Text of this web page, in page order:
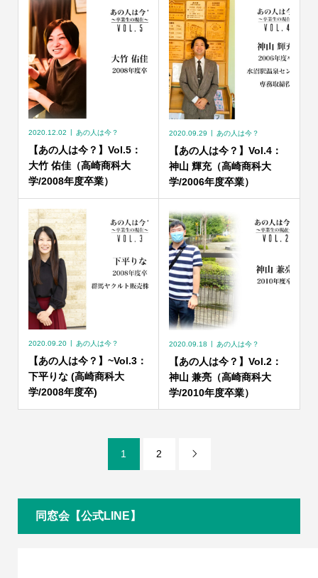
2020.12.02 あの人は今？
【あの人は今？】Vol.5：
大竹 佑佳（高崎商科大
学/2008年度卒業）
2020.09.29 あの人は今？
【あの人は今？】Vol.4：
神山 輝充（高崎商科大
学/2006年度卒業）
2020.09.20 あの人は今？
【あの人は今？】~Vol.3：
下平りな (高崎商科大
学/2008年度卒)
2020.09.18 あの人は今？
【あの人は今？】Vol.2：
神山 兼亮（高崎商科大
学/2010年度卒業）
1 2 
同窓会【公式LINE】